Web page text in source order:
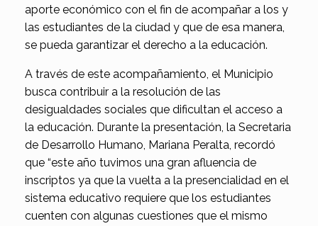
aporte económico con el fin de acompañar a los y
las estudiantes de la ciudad y que de esa manera,
se pueda garantizar el derecho a la educación.
A través de este acompañamiento, el Municipio
busca contribuir a la resolución de las
desigualdades sociales que dificultan el acceso a
la educación. Durante la presentación, la Secretaria
de Desarrollo Humano, Mariana Peralta, recordó
que “este año tuvimos una gran afluencia de
inscriptos ya que la vuelta a la presencialidad en el
sistema educativo requiere que los estudiantes
cuenten con algunas cuestiones que el mismo